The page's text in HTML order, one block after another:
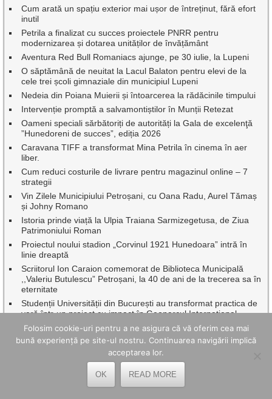
Cum arată un spațiu exterior mai ușor de întreținut, fără efort
inutil
Petrila a finalizat cu succes proiectele PNRR pentru
modernizarea și dotarea unităților de învățământ
Aventura Red Bull Romaniacs ajunge, pe 30 iulie, la Lupeni
O săptămână de neuitat la Lacul Balaton pentru elevi de la
cele trei școli gimnaziale din municipiul Lupeni
Nedeia din Poiana Muierii și întoarcerea la rădăcinile timpului
Intervenție promptă a salvamontiștilor în Munții Retezat
Oameni speciali sărbătoriți de autorități la Gala de excelenţă
”Hunedoreni de succes”, ediția 2026
Caravana TIFF a transformat Mina Petrila în cinema în aer
liber.
Cum reduci costurile de livrare pentru magazinul online – 7
strategii
Vin Zilele Municipiului Petroșani, cu Oana Radu, Aurel Tămaș
și Johny Romano
Istoria prinde viață la Ulpia Traiana Sarmizegetusa, de Ziua
Patrimoniului Roman
Proiectul noului stadion „Corvinul 1921 Hunedoara” intră în
linie dreaptă
Scriitorul Ion Caraion comemorat de Biblioteca Municipală
,,Valeriu Butulescu” Petroșani, la 40 de ani de la trecerea sa în
eternitate
Studenții Universității din București au transformat practica de
vară într-un proiect cu impact în Geoparcul Internațional
UNESCO Țara Hațegului
Beneficiile utilizării unei creme BB în rutina zilnică de îngrijire a
5 idei de afaceri pe care le poți începe de acasă și unde un
curier rapid îți poate ușura munca
Sărbătoare cu recunoștință pentru eroi, de Sf. Ilie, pe muntele
Folosim cookie-uri pentru a ne asigura că vă oferim cea mai
bună experiență pe site-ul nostru. Continuarea navigării implică
acceptarea lor.
OK READ MORE